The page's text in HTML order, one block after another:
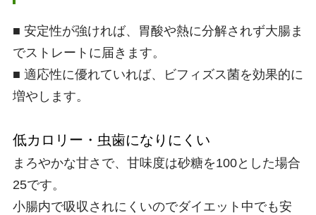
■ 安定性が強ければ、胃酸や熱に分解されず大腸ま
でストレートに届きます。
■ 適応性に優れていれば、ビフィズス菌を効果的に
増やします。
低カロリー・虫歯になりにくい
まろやかな甘さで、甘味度は砂糖を100とした場合
25です。
小腸内で吸収されにくいのでダイエット中でも安